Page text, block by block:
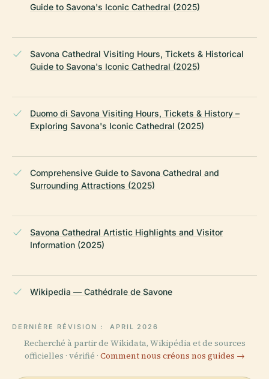
Guide to Savona's Iconic Cathedral (2025)
Savona Cathedral Visiting Hours, Tickets & Historical
Guide to Savona's Iconic Cathedral (2025)
Duomo di Savona Visiting Hours, Tickets & History –
Exploring Savona's Iconic Cathedral (2025)
Comprehensive Guide to Savona Cathedral and
Surrounding Attractions (2025)
Savona Cathedral Artistic Highlights and Visitor
Information (2025)
Wikipedia — Cathédrale de Savone
DERNIÈRE RÉVISION : APRIL 2026
Recherché à partir de Wikidata, Wikipédia et de sources
officielles · vérifié · Comment nous créons nos guides →